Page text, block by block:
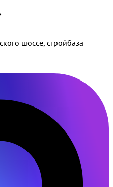
шоссе, стройбаза